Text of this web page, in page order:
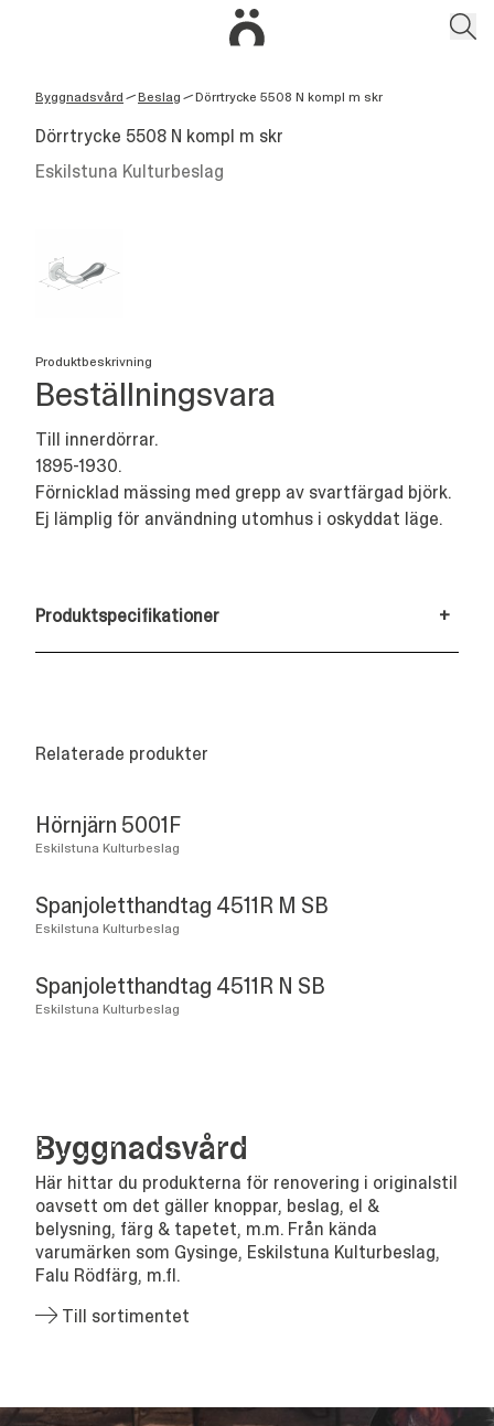
Byggnadsvård /Beslag /Dörrtrycke 5508 N kompl m skr
Dörrtrycke 5508 N kompl m skr
Eskilstuna Kulturbeslag
Produktbeskrivning
Beställningsvara
Till innerdörrar.
1895-1930.
Förnicklad mässing med grepp av svartfärgad björk.
Ej lämplig för användning utomhus i oskyddat läge.
Produktspecifikationer +
Relaterade produkter
Hörnjärn 5001F
Eskilstuna Kulturbeslag
Spanjoletthandtag 4511R M SB
Eskilstuna Kulturbeslag
Spanjoletthandtag 4511R N SB
Eskilstuna Kulturbeslag
Bygg­nads­vård
Här hittar du produkterna för renovering i originalstil
oavsett om det gäller knoppar, beslag, el &
belysning, färg & tapetet, m.m. Från kända
varumärken som Gysinge, Eskilstuna Kulturbeslag,
Falu Rödfärg, m.fl.
Till sortimentet